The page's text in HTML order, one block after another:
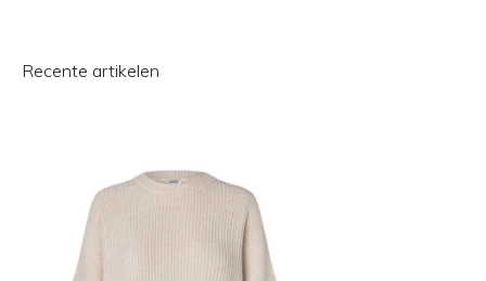
Recente artikelen